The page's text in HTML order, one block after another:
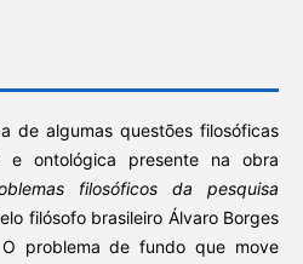
de algumas questões filosóficas
e ontológica presente na obra
filosóficos da pesquisa
filósofo brasileiro Álvaro Borges
problema de fundo que move